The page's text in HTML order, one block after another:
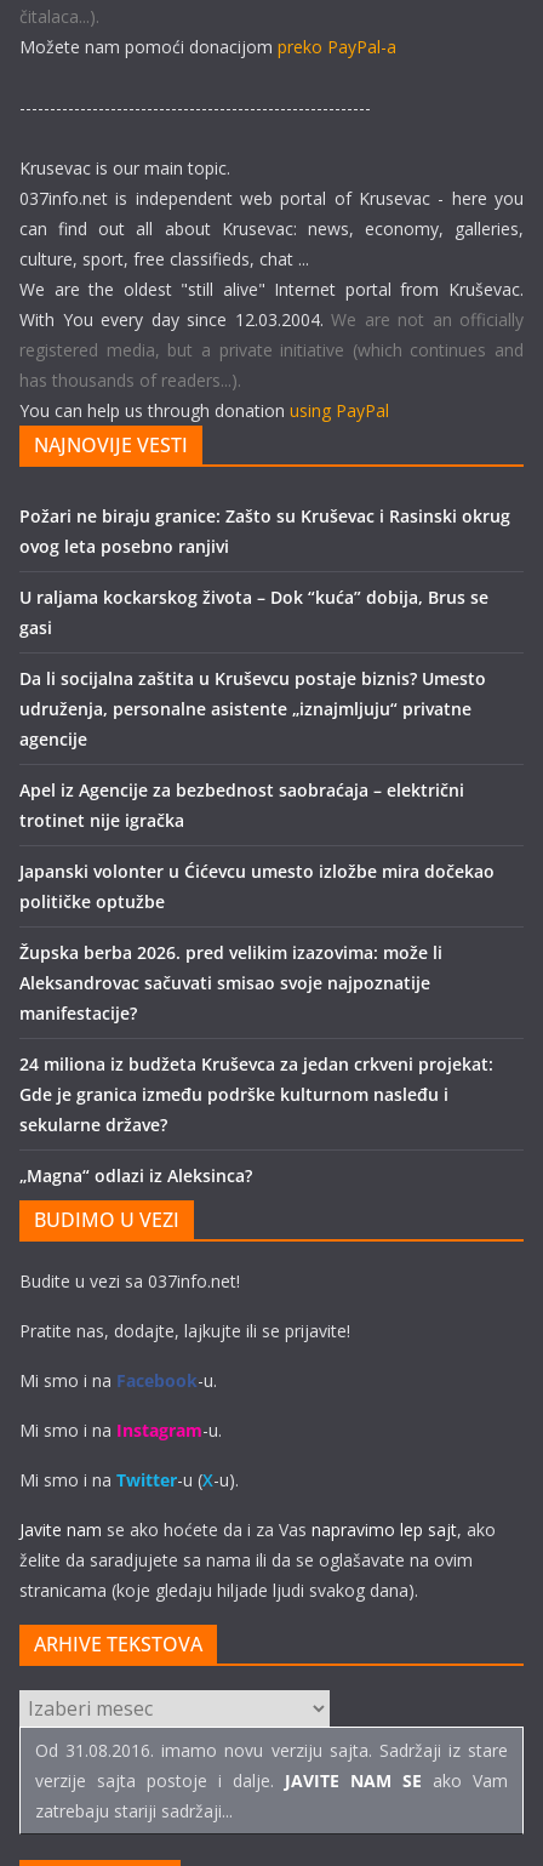
čitalaca...).
Možete nam pomoći donacijom preko PayPal-a
----------------------------------------------------------
Krusevac is our main topic.
037info.net is independent web portal of Krusevac - here you
can find out all about Krusevac: news, economy, galleries,
culture, sport, free classifieds, chat ...
We are the oldest "still alive" Internet portal from Kruševac.
With You every day since 12.03.2004. We are not an officially
registered media, but a private initiative (which continues and
has thousands of readers...).
You can help us through donation using PayPal
NAJNOVIJE VESTI
Požari ne biraju granice: Zašto su Kruševac i Rasinski okrug
ovog leta posebno ranjivi
U raljama kockarskog života – Dok “kuća” dobija, Brus se
gasi
Da li socijalna zaštita u Kruševcu postaje biznis? Umesto
udruženja, personalne asistente „iznajmljuju“ privatne
agencije
Apel iz Agencije za bezbednost saobraćaja – električni
trotinet nije igračka
Japanski volonter u Ćićevcu umesto izložbe mira dočekao
političke optužbe
Župska berba 2026. pred velikim izazovima: može li
Aleksandrovac sačuvati smisao svoje najpoznatije
manifestacije?
24 miliona iz budžeta Kruševca za jedan crkveni projekat:
Gde je granica između podrške kulturnom nasleđu i
sekularne države?
„Magna“ odlazi iz Aleksinca?
BUDIMO U VEZI
Budite u vezi sa 037info.net!
Pratite nas, dodajte, lajkujte ili se prijavite!
Mi smo i na Facebook-u.
Mi smo i na Instagram-u.
Mi smo i na Twitter-u (X-u).
Javite nam se ako hoćete da i za Vas napravimo lep sajt, ako
želite da saradjujete sa nama ili da se oglašavate na ovim
stranicama (koje gledaju hiljade ljudi svakog dana).
ARHIVE TEKSTOVA
ARHIVE
TEKSTOVA
Od 31.08.2016. imamo novu verziju sajta. Sadržaji iz stare
verzije sajta postoje i dalje. JAVITE NAM SE ako Vam
zatrebaju stariji sadržaji...